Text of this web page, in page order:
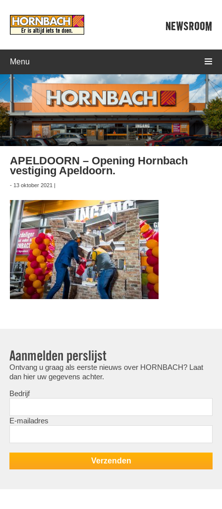
NEWSROOM
Menu
APELDOORN – Opening Hornbach
vestiging Apeldoorn.
- 13 oktober 2021 |
Aanmelden perslijst
Ontvang u graag als eerste nieuws over HORNBACH? Laat
dan hier uw gegevens achter.
Bedrijf
E-mailadres